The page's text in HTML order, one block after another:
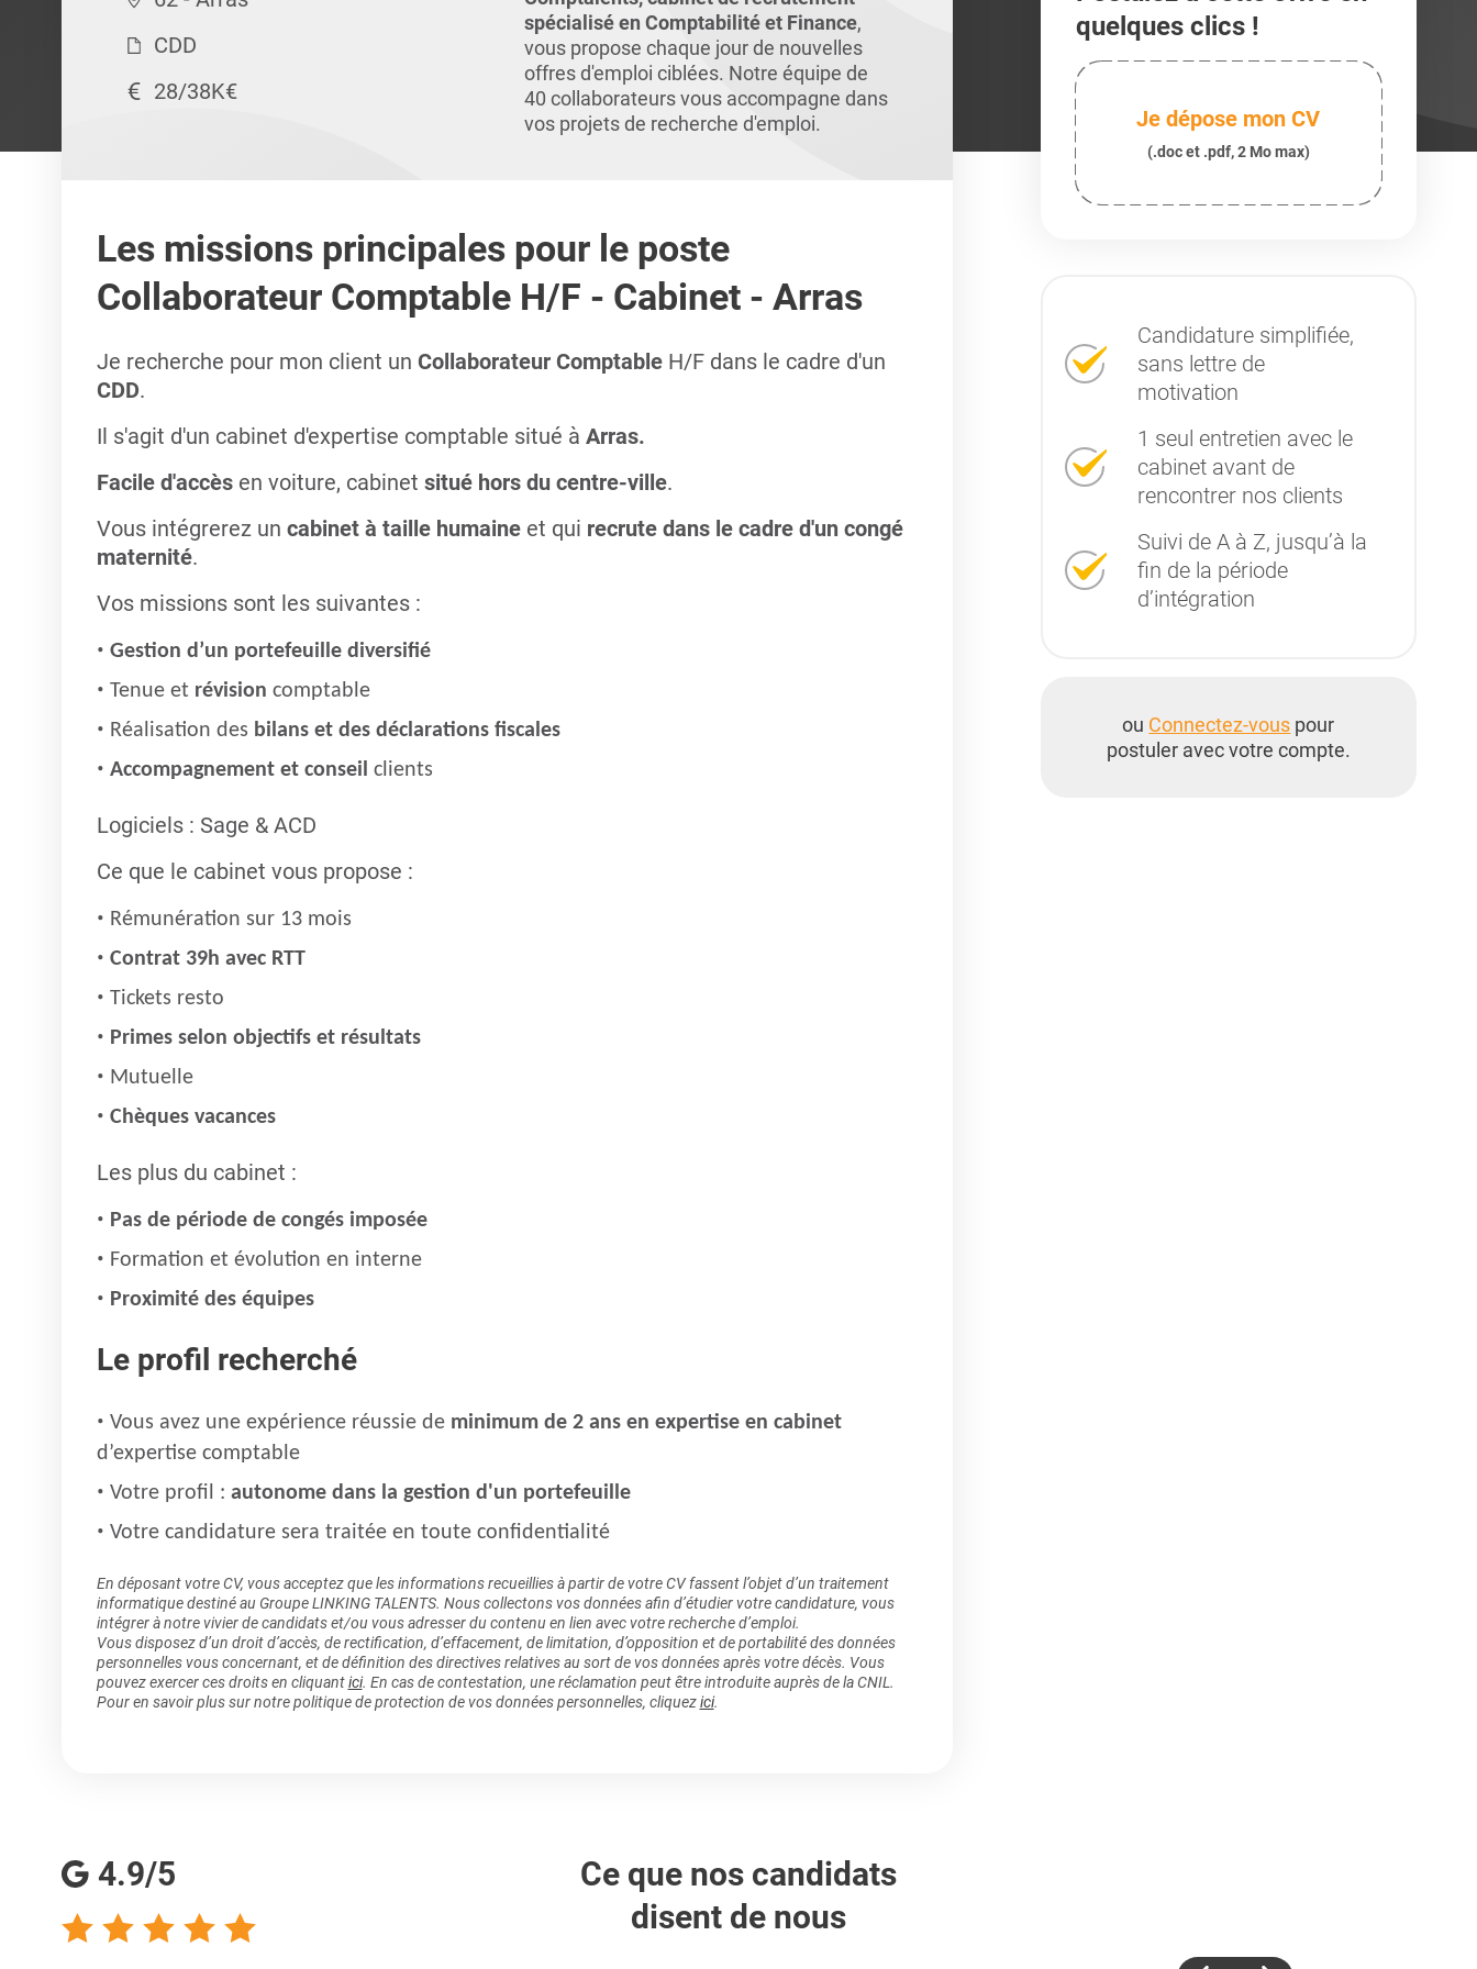
CDD
28/38K€
spécialisé en Comptabilité et Finance,
vous propose chaque jour de nouvelles
offres d'emploi ciblées. Notre équipe de
40 collaborateurs vous accompagne dans
vos projets de recherche d'emploi.
Les missions principales pour le poste
Collaborateur Comptable H/F - Cabinet - Arras
Je recherche pour mon client un Collaborateur Comptable H/F dans le cadre d'un
CDD.
Il s'agit d'un cabinet d'expertise comptable situé à Arras.
Facile d'accèsen voiture, cabinet situé hors du centre-ville.
Vous intégrerez un cabinet à taille humaine et qui recrute dans le cadre d'un congé
maternité.
Vos missions sont les suivantes :
Gestion d’un portefeuille diversifié
Tenue et révision comptable
Réalisation des bilans et des déclarations fiscales
Accompagnement et conseil clients
Logiciels : Sage & ACD
Ce que le cabinet vous propose :
Rémunération sur 13 mois
Contrat 39h avec RTT
Tickets resto
Primes selon objectifs et résultats
Mutuelle
Chèques vacances
Les plus du cabinet :
Pas de période de congés imposée
Formation et évolution en interne
Proximité des équipes
Le profil recherché
Vous avez une expérience réussie de minimum de 2 ans en expertise en cabinet
d’expertise comptable
Votre profil : autonome dans la gestion d'un portefeuille
Votre candidature sera traitée en toute confidentialité
En déposant votre CV, vous acceptez que les informations recueillies à partir de votre CV fassent l’objet d’un traitement
informatique destiné au Groupe LINKING TALENTS. Nous collectons vos données afin d’étudier votre candidature, vous
intégrer à notre vivier de candidats et/ou vous adresser du contenu en lien avec votre recherche d’emploi.
Vous disposez d’un droit d’accès, de rectification, d’effacement, de limitation, d’opposition et de portabilité des données
personnelles vous concernant, et de définition des directives relatives au sort de vos données après votre décès. Vous
pouvez exercer ces droits en cliquantici. En cas de contestation, une réclamation peut être introduite auprès de la CNIL.
Pour en savoir plus sur notre politique de protection de vos données personnelles, cliquezici.
quelques clics !
Je dépose mon CV
(.doc et .pdf, 2 Mo max)
Candidature simplifiée,
sans lettre de
motivation
1 seul entretien avec le
cabinet avant de
rencontrer nos clients
Suivi de A à Z, jusqu’à la
fin de la période
d’intégration
ou Connectez-vous pour
postuler avec votre compte.
4.9/5
Ce que nos candidats
disent de nous